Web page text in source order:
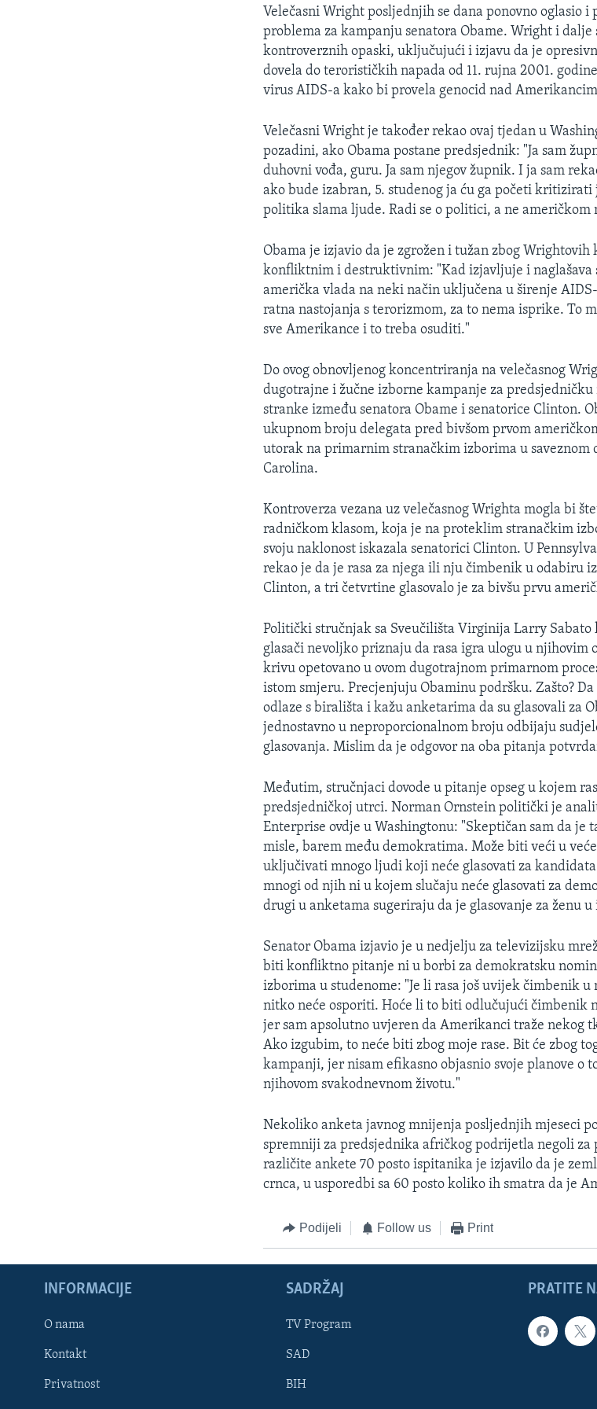
Learning English
Velečasni Wright posljednjih se dana ponovno oglasio i
problema za kampanju senatora Obame. Wright i
kontroverznih opaski, uključujući i izjavu da je
dovela do terorističkih napada od 11. rujna 2001.
virus AIDS-a kako bi provela genocid nad
Velečasni Wright je također rekao ovaj tjedan u
pozadini, ako Obama postane predsjednik: "Ja sam
duhovni vođa, guru. Ja sam njegov župnik. I ja sam
ako bude izabran, 5. studenog ja ću ga početi
politika slama ljude. Radi se o politici, a ne američkom
Obama je izjavio da je zgrožen i tužan zbog
konfliktnim i destruktivnim: "Kad izjavljuje i naglašava
američka vlada na neki način uključena u širenje
ratna nastojanja s terorizmom, za to nema isprike. To
sve Amerikance i to treba osuditi."
Do ovog obnovljenog koncentriranja na velečasnog
dugotrajne i žučne izborne kampanje za
stranke između senatora Obame i senatorice Clinton.
ukupnom broju delegata pred bivšom prvom
utorak na primarnim stranačkim izborima u saveznom
Carolina.
Kontroverza vezana uz velečasnog Wrighta mogla bi
radničkom klasom, koja je na proteklim stranačkim
svoju naklonost iskazala senatorici Clinton. U
rekao je da je rasa za njega ili nju čimbenik u odabiru
Clinton, a tri četvrtine glasovalo je za bivšu prvu
Politički stručnjak sa Sveučilišta Virginija Larry Sabato
glasači nevoljko priznaju da rasa igra ulogu u njihovim
krivu opetovano u ovom dugotrajnom primarnom
istom smjeru. Precjenjuju Obaminu podršku. Zašto?
odlaze s birališta i kažu anketarima da su glasovali za
jednostavno u neproporcionalnom broju odbijaju
glasovanja. Mislim da je odgovor na oba pitanja
Međutim, stručnjaci dovode u pitanje opseg u kojem
predsjedničkoj utrci. Norman Ornstein politički je
Enterprise ovdje u Washingtonu: "Skeptičan sam da
misle, barem među demokratima. Može biti veći u
uključivati mnogo ljudi koji neće glasovati za
mnogi od njih ni u kojem slučaju neće glasovati za
drugi u anketama sugeriraju da je glasovanje za ženu
Senator Obama izjavio je u nedjelju za televizijsku
biti konfliktno pitanje ni u borbi za demokratsku
izborima u studenome: "Je li rasa još uvijek čimbenik u
nitko neće osporiti. Hoće li to biti odlučujući čimbenik
jer sam apsolutno uvjeren da Amerikanci traže nekog
Ako izgubim, to neće biti zbog moje rase. Bit će zbog
kampanji, jer nisam efikasno objasnio svoje planove o
njihovom svakodnevnom životu."
Nekoliko anketa javnog mnijenja posljednjih mjeseci
spremniji za predsjednika afričkog podrijetla negoli za
različite ankete 70 posto ispitanika je izjavilo da je
crnca, u usporedbi sa 60 posto koliko ih smatra da je
Podijeli Follow us Print
PRATITE
INFORMACIJE
O nama
Kontakt
Privatnost
SADRŽAJ
TV Program
SAD
BIH